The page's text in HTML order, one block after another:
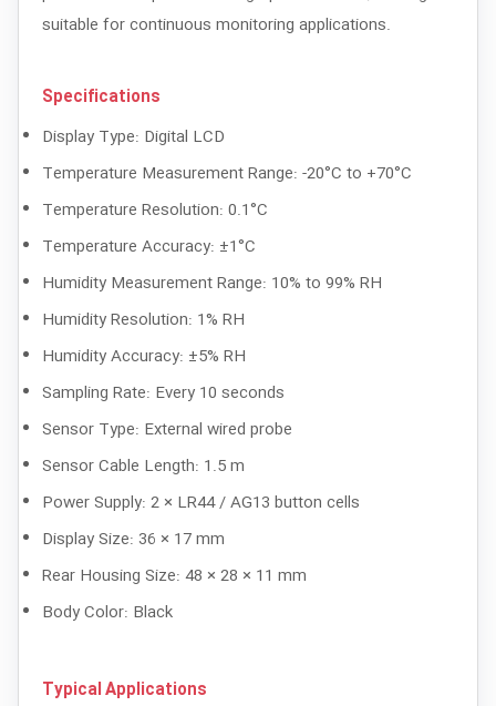
suitable for continuous monitoring applications.
Specifications
Display Type: Digital LCD
Temperature Measurement Range: -20°C to +70°C
Temperature Resolution: 0.1°C
Temperature Accuracy: ±1°C
Humidity Measurement Range: 10% to 99% RH
Humidity Resolution: 1% RH
Humidity Accuracy: ±5% RH
Sampling Rate: Every 10 seconds
Sensor Type: External wired probe
Sensor Cable Length: 1.5 m
Power Supply: 2 × LR44 / AG13 button cells
Display Size: 36 × 17 mm
Rear Housing Size: 48 × 28 × 11 mm
Body Color: Black
Typical Applications